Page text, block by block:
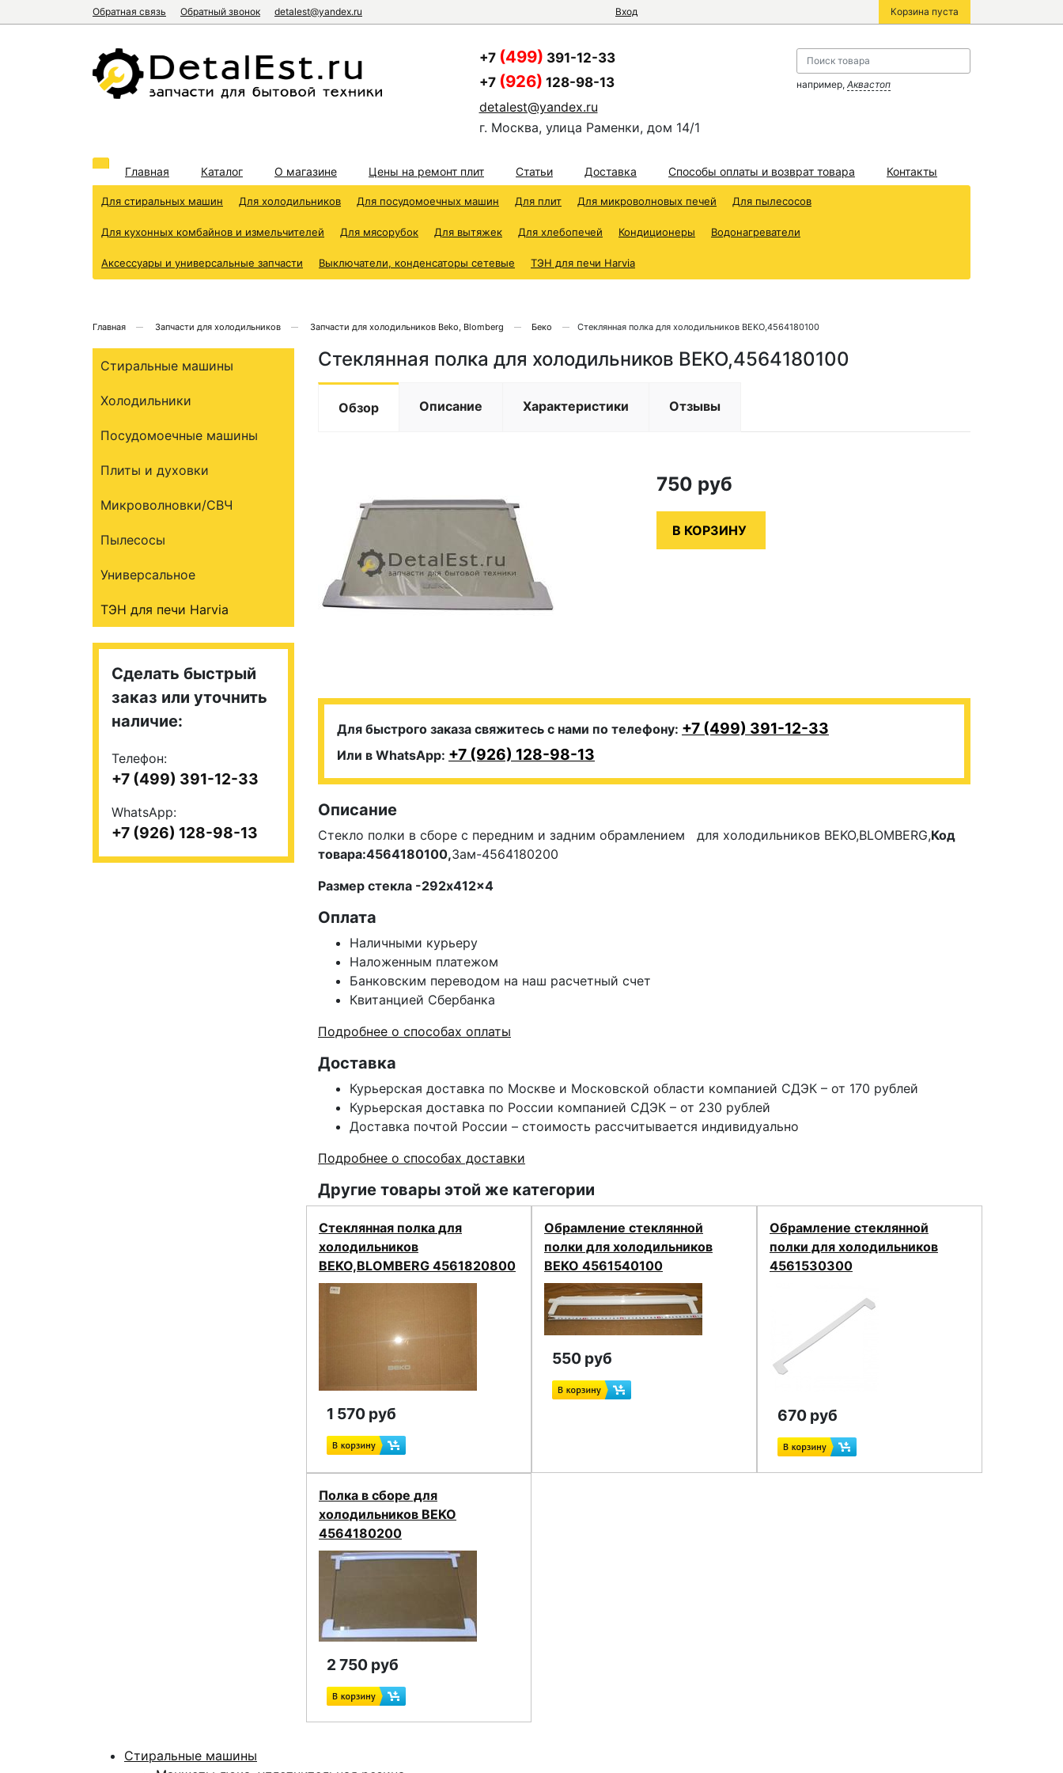
Обратная связь Обратный звонок detalest@yandex.ru Вход Корзина пуста
+7 (499) 391-12-33
+7 (926) 128-98-13
detalest@yandex.ru
г. Москва, улица Раменки, дом 14/1
например, Аквастоп
Главная Каталог О магазине Цены на ремонт плит Статьи Доставка Способы оплаты и возврат товара Контакты
Для стиральных машин Для холодильников Для посудомоечных машин Для плит Для микроволновых печей Для пылесосов
Для кухонных комбайнов и измельчителей Для мясорубок Для вытяжек Для хлебопечей Кондиционеры Водонагреватели
Аксессуары и универсальные запчасти Выключатели, конденсаторы сетевые ТЭН для печи Harvia
Главная Запчасти для холодильников Запчасти для холодильников Beko, Blomberg Беко Стеклянная полка для холодильников BEKO,4564180100
Стеклянная полка для холодильников BEKO,4564180100
Обзор Описание Характеристики Отзывы
750 руб
Для быстрого заказа свяжитесь с нами по телефону: +7 (499) 391-12-33
Или в WhatsApp: +7 (926) 128-98-13
Описание
Стекло полки в сборе с передним и задним обрамлением для холодильников BEKO,BLOMBERG,Код
товара:4564180100,Зам-4564180200
Размер стекла -292x412x4
Оплата
Наличными курьеру
Наложенным платежом
Банковским переводом на наш расчетный счет
Квитанцией Сбербанка
Подробнее о способах оплаты
Доставка
Курьерская доставка по Москве и Московской области компанией СДЭК – от 170 рублей
Курьерская доставка по России компанией СДЭК – от 230 рублей
Доставка почтой России – стоимость рассчитывается индивидуально
Подробнее о способах доставки
Другие товары этой же категории
Стеклянная полка для
холодильников
BEKO,BLOMBERG 4561820800
1 570 руб
Обрамление стеклянной
полки для холодильников
BEKO 4561540100
550 руб
Обрамление стеклянной
полки для холодильников
4561530300
670 руб
Полка в сборе для
холодильников BEKO
4564180200
2 750 руб
Стиральные машины
Холодильники
Посудомоечные машины
Плиты и духовки
Микроволновки/СВЧ
Пылесосы
Универсальное
ТЭН для печи Harvia
Сделать быстрый
заказ или уточнить
наличие:
Телефон:
+7 (499) 391-12-33
WhatsApp:
+7 (926) 128-98-13
Стиральные машины